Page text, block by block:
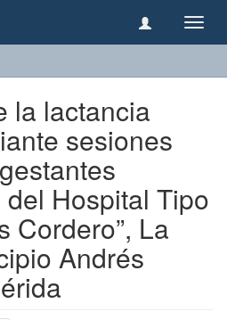
la lactancia
sesiones
Hospital Tipo
Cordero”, La
Andrés